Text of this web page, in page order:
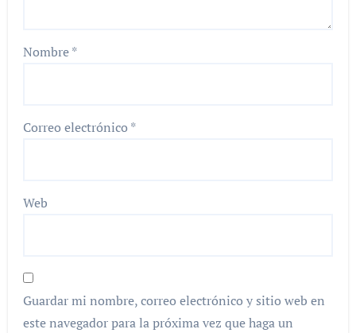
Nombre*
Correo electrónico *
Web
Guardar mi nombre, correo electrónico y sitio web en
este navegador para la próxima vez que haga un